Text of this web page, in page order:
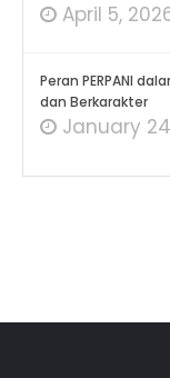
April 5,
Peran PERPANI
dan Berkarakter
January